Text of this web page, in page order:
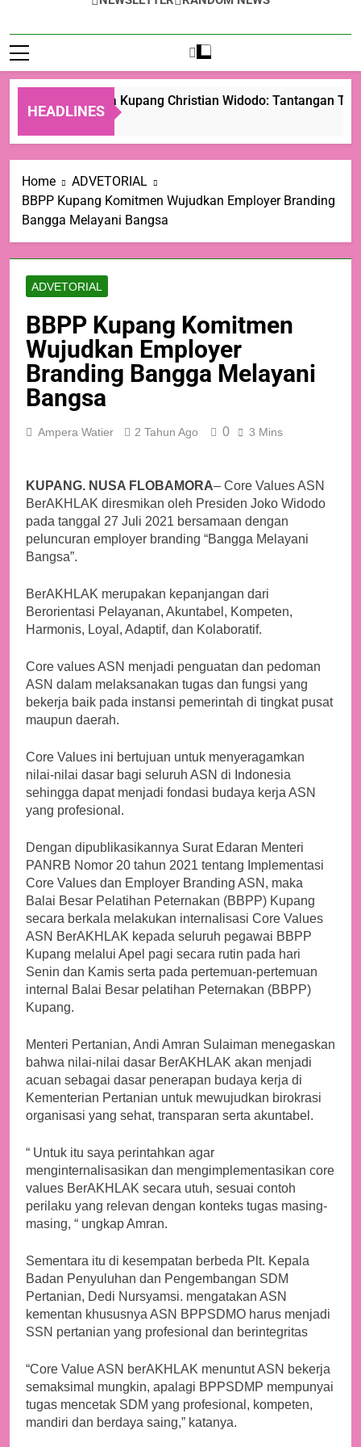
HEADLINES
Wali Kota Kupang Christian Widodo: Tantangan
Home
ADVETORIAL
BBPP Kupang Komitmen Wujudkan Employer Branding
Bangga Melayani Bangsa
ADVETORIAL
BBPP Kupang Komitmen
Wujudkan Employer
Branding Bangga Melayani
Bangsa
Ampera Watier 2 Tahun Ago 0 3 Mins
KUPANG. NUSA FLOBAMORA– Core Values ASN
BerAKHLAK diresmikan oleh Presiden Joko Widodo
pada tanggal 27 Juli 2021 bersamaan dengan
peluncuran employer branding “Bangga Melayani
Bangsa”.
BerAKHLAK merupakan kepanjangan dari
Berorientasi Pelayanan, Akuntabel, Kompeten,
Harmonis, Loyal, Adaptif, dan Kolaboratif.
Core values ASN menjadi penguatan dan pedoman
ASN dalam melaksanakan tugas dan fungsi yang
bekerja baik pada instansi pemerintah di tingkat pusat
maupun daerah.
Core Values ini bertujuan untuk menyeragamkan
nilai-nilai dasar bagi seluruh ASN di Indonesia
sehingga dapat menjadi fondasi budaya kerja ASN
yang profesional.
Dengan dipublikasikannya Surat Edaran Menteri
PANRB Nomor 20 tahun 2021 tentang Implementasi
Core Values dan Employer Branding ASN, maka
Balai Besar Pelatihan Peternakan (BBPP) Kupang
secara berkala melakukan internalisasi Core Values
ASN BerAKHLAK kepada seluruh pegawai BBPP
Kupang melalui Apel pagi secara rutin pada hari
Senin dan Kamis serta pada pertemuan-pertemuan
internal Balai Besar pelatihan Peternakan (BBPP)
Kupang.
Menteri Pertanian, Andi Amran Sulaiman menegaskan
bahwa nilai-nilai dasar BerAKHLAK akan menjadi
acuan sebagai dasar penerapan budaya kerja di
Kementerian Pertanian untuk mewujudkan birokrasi
organisasi yang sehat, transparan serta akuntabel.
“ Untuk itu saya perintahkan agar
menginternalisasikan dan mengimplementasikan core
values BerAKHLAK secara utuh, sesuai contoh
perilaku yang relevan dengan konteks tugas masing-
masing, “ ungkap Amran.
Sementara itu di kesempatan berbeda Plt. Kepala
Badan Penyuluhan dan Pengembangan SDM
Pertanian, Dedi Nursyamsi. mengatakan ASN
kementan khususnya ASN BPPSDMO harus menjadi
SSN pertanian yang profesional dan berintegritas
“Core Value ASN berAKHLAK menuntut ASN bekerja
semaksimal mungkin, apalagi BPPSDMP mempunyai
tugas mencetak SDM yang profesional, kompeten,
mandiri dan berdaya saing,” katanya.